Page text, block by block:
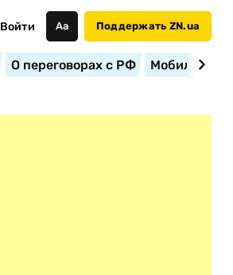
Войти Аа Поддержать ZN.ua
О переговорах с РФ